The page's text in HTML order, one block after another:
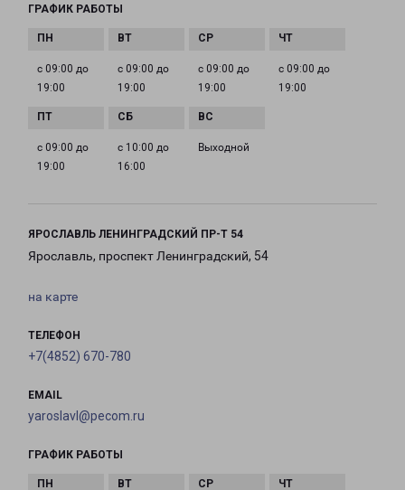
ГРАФИК РАБОТЫ
с 09:00 до
19:00
с 09:00 до
19:00
с 09:00 до
19:00
с 09:00 до
19:00
с 09:00 до
19:00
с 10:00 до
16:00
Выходной
ЯРОСЛАВЛЬ ЛЕНИНГРАДСКИЙ ПР-Т 54
Ярославль, проспект Ленинградский, 54
на карте
ТЕЛЕФОН
+7(4852) 670-780
EMAIL
yaroslavl@pecom.ru
ГРАФИК РАБОТЫ